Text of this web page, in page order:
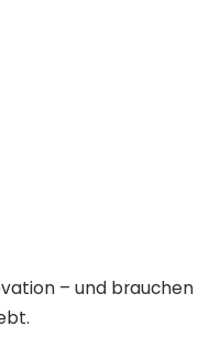
– und brauchen